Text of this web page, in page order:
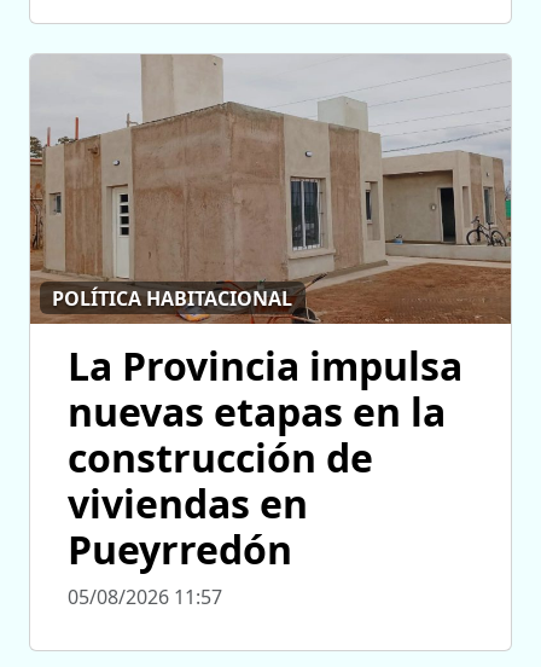
POLÍTICA HABITACIONAL
La Provincia impulsa
nuevas etapas en la
construcción de
viviendas en
Pueyrredón
05/08/2026 11:57